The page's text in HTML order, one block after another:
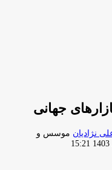
جهانی
موسس و